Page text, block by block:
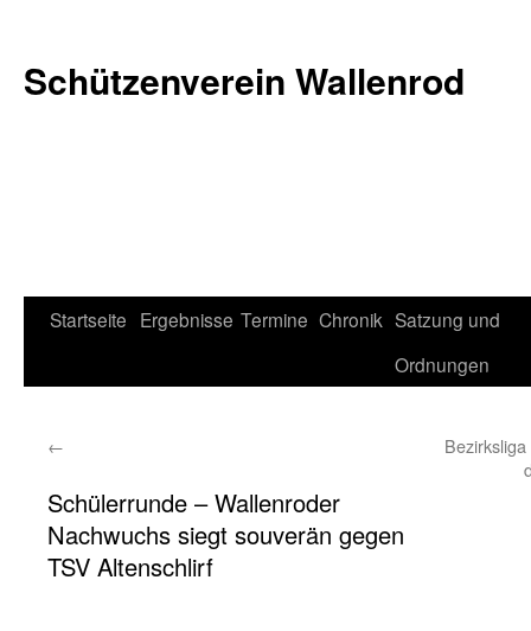
Schützenverein Wallenrod
Zum
Startseite Ergebnisse Termine Chronik Satzung und
Ordnungen
←
Schülerrunde – Wallenroder
Nachwuchs siegt souverän gegen
TSV Altenschlirf